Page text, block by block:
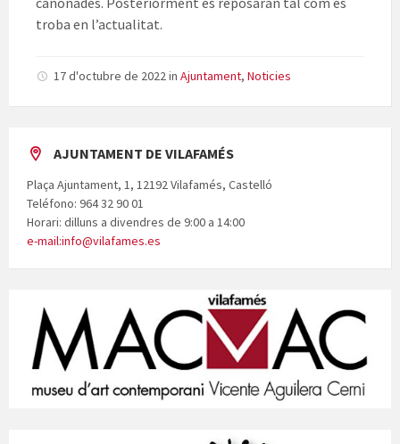
troba en l’actualitat.
17 d'octubre de 2022in Ajuntament, Noticies
AJUNTAMENT DE VILAFAMÉS
Plaça Ajuntament, 1, 12192 Vilafamés, Castelló
Teléfono: 964 32 90 01
Horari: dilluns a divendres de 9:00 a 14:00
e-mail:info@vilafames.es